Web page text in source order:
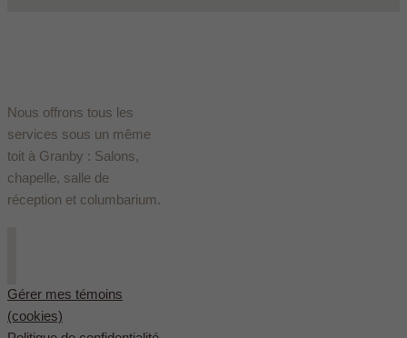
Nous offrons tous les
services sous un même
toit à Granby : Salons,
chapelle, salle de
réception et columbarium.
Gérer mes témoins
(cookies)